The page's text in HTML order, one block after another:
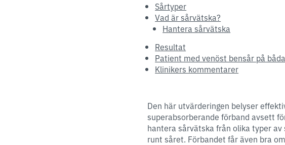
Sårtyper
Vad är sårvätska?
Hantera sårvätska
Resultat
Patient med venöst bensår på
Klinikers kommentarer
Den här utvärderingen belyser
superabsorberande förband avsett
hantera sårvätska från olika typer
runt såret. Förbandet får även bra